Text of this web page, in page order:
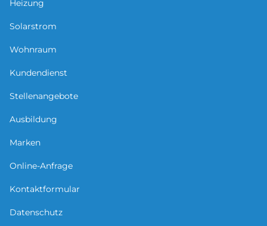
Heizung
Solarstrom
Wohnraum
Kundendienst
Stellenangebote
Ausbildung
Marken
Online-Anfrage
Kontaktformular
Datenschutz